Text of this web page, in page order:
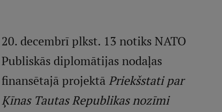
Doktorantūra
20. decembrī plkst. 13 notiks NATO
Publiskās diplomātijas nodaļas
finansētajā projektā Priekšstati par
Ķīnas Tautas Republikas nozīmi